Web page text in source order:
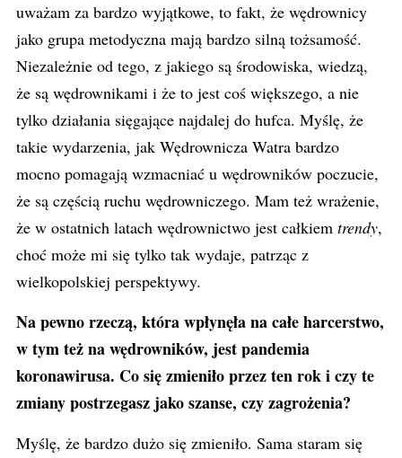
uważam za bardzo wyjątkowe, to fakt, że wędrownicy
jako grupa metodyczna mają bardzo silną tożsamość.
Niezależnie od tego, z jakiego są środowiska, wiedzą,
że są wędrownikami i że to jest coś większego, a nie
tylko działania sięgające najdalej do hufca. Myślę, że
takie wydarzenia, jak Wędrownicza Watra bardzo
mocno pomagają wzmacniać u wędrowników poczucie,
że są częścią ruchu wędrowniczego. Mam też wrażenie,
że w ostatnich latach wędrownictwo jest całkiem trendy,
choć może mi się tylko tak wydaje, patrząc z
wielkopolskiej perspektywy.
Na pewno rzeczą, która wpłynęła na całe harcerstwo,
w tym też na wędrowników, jest pandemia
koronawirusa. Co się zmieniło przez ten rok i czy te
zmiany postrzegasz jako szanse, czy zagrożenia?
Myślę, że bardzo dużo się zmieniło. Sama staram się